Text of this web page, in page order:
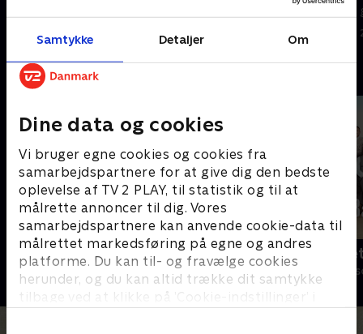
Samtykke Detaljer Om
Dine data og cookies
Vi bruger egne cookies og cookies fra
samarbejdspartnere for at give dig den bedste
oplevelse af TV 2 PLAY, til statistik og til at
målrette annoncer til dig. Vores
samarbejdspartnere kan anvende cookie-data til
målrettet markedsføring på egne og andres
platforme. Du kan til- og fravælge cookies
herunder, og du kan altid trække dit samtykke
tilbage ved at klikke på ’Cookie-indstillinger’ i
15. maj 2023 • 23 min
Andre så også
Klovn
Komedie • 11 sæsoner Drama • 10